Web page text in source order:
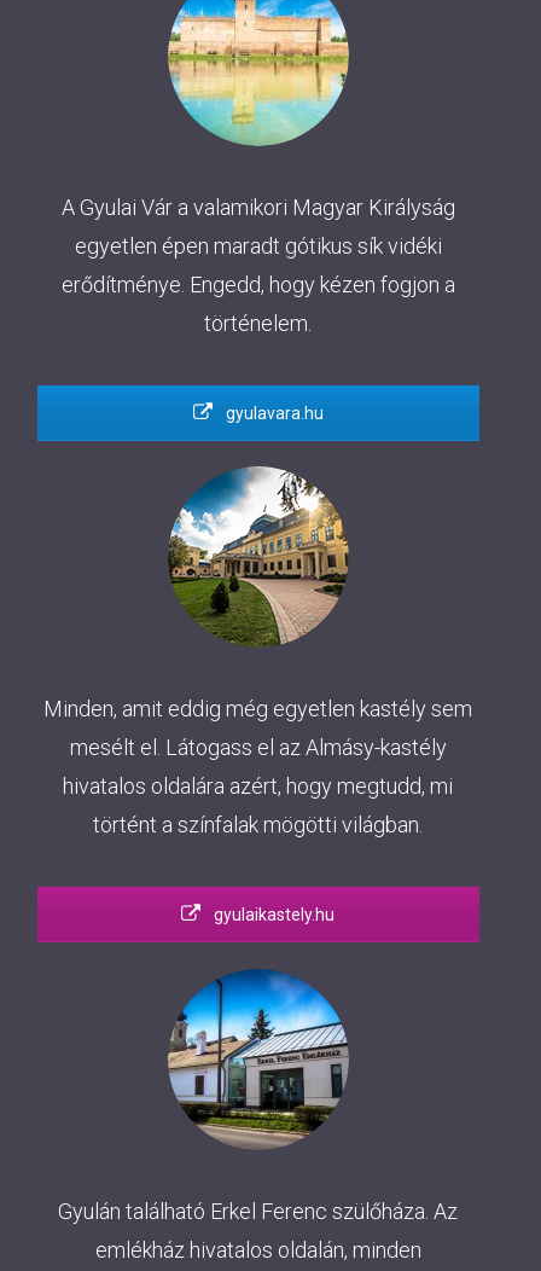
A Gyulai Vár a valamikori Magyar Királyság
egyetlen épen maradt gótikus sík vidéki
erődítménye. Engedd, hogy kézen fogjon a
történelem.
gyulavara.hu
Minden, amit eddig még egyetlen kastély sem
mesélt el. Látogass el az Almásy-kastély
hivatalos oldalára azért, hogy megtudd, mi
történt a színfalak mögötti világban.
gyulaikastely.hu
Gyulán található Erkel Ferenc szülőháza. Az
emlékház hivatalos oldalán, minden